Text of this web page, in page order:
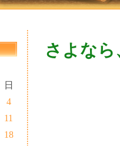
日
4
11
18
さよなら